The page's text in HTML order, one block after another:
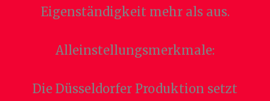
Eigenständigkeit mehr als aus.
Alleinstellungsmerkmale:
Die Düsseldorfer Produktion setzt